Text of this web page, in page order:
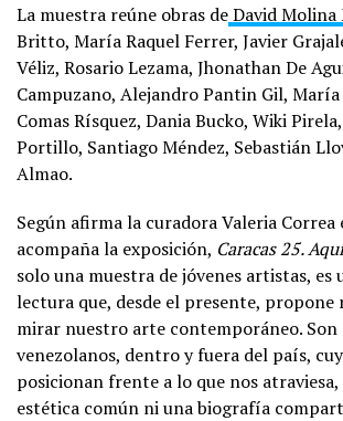
La muestra reúne obras deDavid Molina
Britto, María Raquel Ferrer, Javier
Véliz, Rosario Lezama, Jhonathan De
Campuzano, Alejandro Pantin Gil,
Comas Rísquez, Dania Bucko, Wiki
Portillo, Santiago Méndez, Sebastián
Almao.
Según afirma la curadora Valeria
acompaña la exposición, Caracas 25.
solo una muestra de jóvenes artistas, es
lectura que, desde el presente, propone
mirar nuestro arte contemporáneo.
venezolanos, dentro y fuera del país,
posicionan frente a lo que nos
estética común ni una biografía